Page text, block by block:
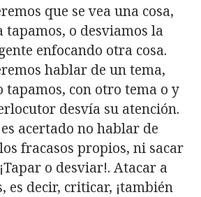
que se vea una cosa,
tapamos, o desviamos la
enfocando otra cosa.
hablar de un tema,
tapamos, con otro tema o y
desvía su atención.
acertado no hablar de
fracasos propios, ni sacar
o desviar!. Atacar a
es decir, criticar, ¡también